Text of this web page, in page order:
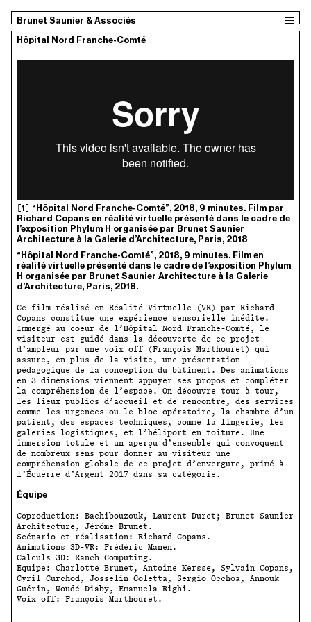
Brunet Saunier & Associés
Hôpital Nord Franche-Comté
“Hôpital Nord Franche-Comté”, 2018, 9 minutes. Film en
réalité virtuelle présenté dans le cadre de l’exposition Phylum
H organisée par Brunet Saunier Architecture à la Galerie
d’Architecture, Paris, 2018.
Ce film réalisé en Réalité Virtuelle (VR) par Richard
Copans constitue une expérience sensorielle inédite.
Immergé au coeur de l’Hôpital Nord Franche-Comté, le
visiteur est guidé dans la découverte de ce projet
d’ampleur par une voix off (François Marthouret) qui
assure, en plus de la visite, une présentation
pédagogique de la conception du bâtiment. Des animations
en 3 dimensions viennent appuyer ses propos et compléter
la compréhension de l’espace. On découvre tour à tour,
les lieux publics d’accueil et de rencontre, des services
comme les urgences ou le bloc opératoire, la chambre d’un
patient, des espaces techniques, comme la lingerie, les
galeries logistiques, et l’héliport en toiture. Une
immersion totale et un aperçu d’ensemble qui convoquent
de nombreux sens pour donner au visiteur une
compréhension globale de ce projet d’envergure, primé à
l’Équerre d’Argent 2017 dans sa catégorie.
Équipe
Coproduction: Bachibouzouk, Laurent Duret; Brunet Saunier
Architecture, Jérôme Brunet.
Scénario et réalisation: Richard Copans.
Animations 3D-VR: Frédéric Manen.
Calculs 3D: Ranch Computing.
Equipe: Charlotte Brunet, Antoine Kersse, Sylvain Copans,
Cyril Curchod, Josselin Coletta, Sergio Occhoa, Annouk
Guérin, Woudé Diaby, Emanuela Righi.
Voix off: François Marthouret.
1
“Hôpital Nord Franche-Comté”, 2018, 9 minutes. Film par
Richard Copans en réalité virtuelle présenté dans le cadre de
l’exposition Phylum H organisée par Brunet Saunier
Architecture à la Galerie d’Architecture, Paris, 2018